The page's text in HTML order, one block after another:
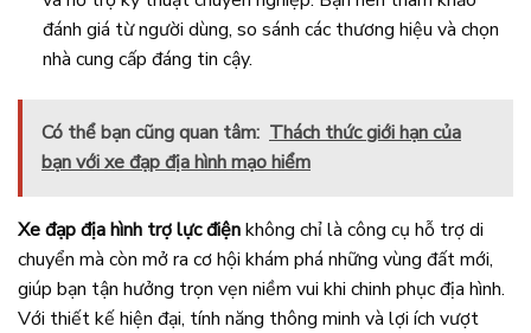
đánh giá từ người dùng, so sánh các thương hiệu và chọn
nhà cung cấp đáng tin cậy.
Có thể bạn cũng quan tâm: Thách thức giới hạn của
bạn với xe đạp địa hình mạo hiểm
Xe đạp địa hình trợ lực điệnkhông chỉ là công cụ hỗ trợ di
chuyển mà còn mở ra cơ hội khám phá những vùng đất mới,
giúp bạn tận hưởng trọn vẹn niềm vui khi chinh phục địa hình.
Với thiết kế hiện đại, tính năng thông minh và lợi ích vượt